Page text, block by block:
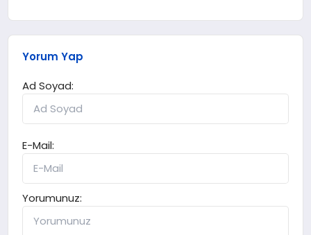
Yorum Yap
Ad Soyad:
E-Mail:
Yorumunuz: